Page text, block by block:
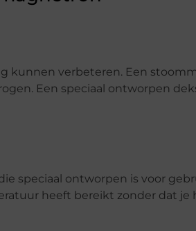
kunnen verbeteren. Een
Een speciaal ontworpen
speciaal ontworpen is voor
heeft bereikt zonder dat